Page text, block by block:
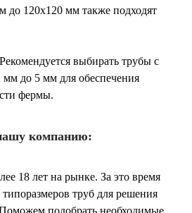
до 120x120 мм также подходят
Рекомендуется выбирать трубы с
до 5 мм для обеспечения
фермы.
компанию:
18 лет на рынке. За это время
труб для решения
подобрать необходимые